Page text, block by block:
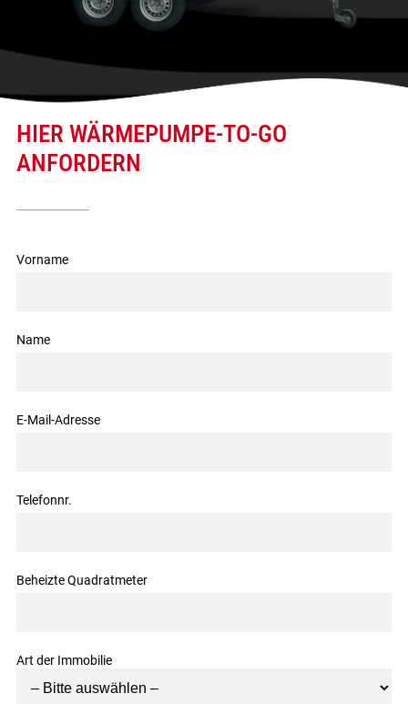
HIER WÄRMEPUMPE-TO-GO
ANFORDERN
Vorname
Name
E-Mail-Adresse
Telefonnr.
Beheizte Quadratmeter
Art der Immobilie